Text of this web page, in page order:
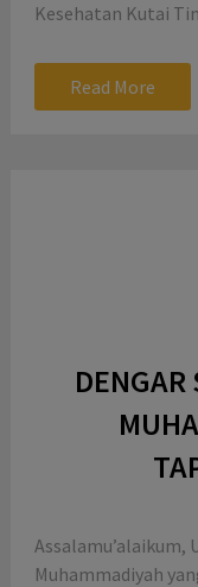
Kesehatan Kutai
Read More
DENGAR
Assalamu’alaikum,
Muhammadiyah